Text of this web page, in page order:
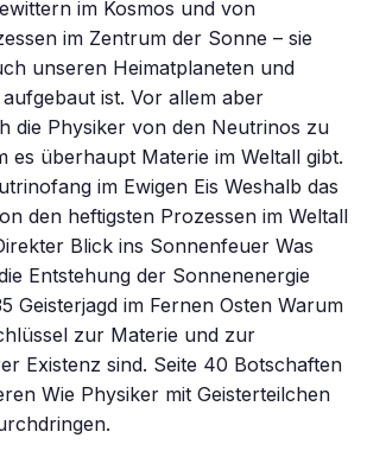
im Kosmos und von
im Zentrum der Sonne – sie
unseren Heimatplaneten und
ist. Vor allem aber
die Physiker von den Neutrinos zu
es überhaupt Materie im Weltall gibt.
im Ewigen Eis Weshalb das
den heftigsten Prozessen im Weltall
Blick ins Sonnenfeuer Was
Entstehung der Sonnenenergie
Geisterjagd im Fernen Osten Warum
zur Materie und zur
Existenz sind. Seite 40 Botschaften
Wie Physiker mit Geisterteilchen